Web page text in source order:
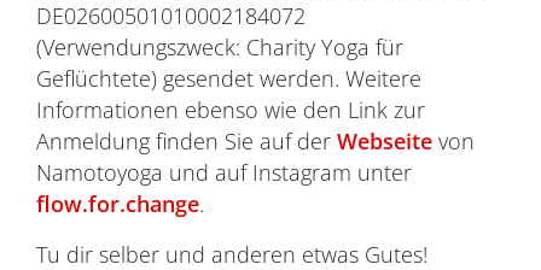
DE02600501010002184072
(Verwendungszweck: Charity Yoga für
Geflüchtete) gesendet werden. Weitere
Informationen ebenso wie den Link zur
Anmeldung finden Sie auf der Webseite von
Namotoyoga und auf Instagram unter
flow.for.change.
Tu dir selber und anderen etwas Gutes!